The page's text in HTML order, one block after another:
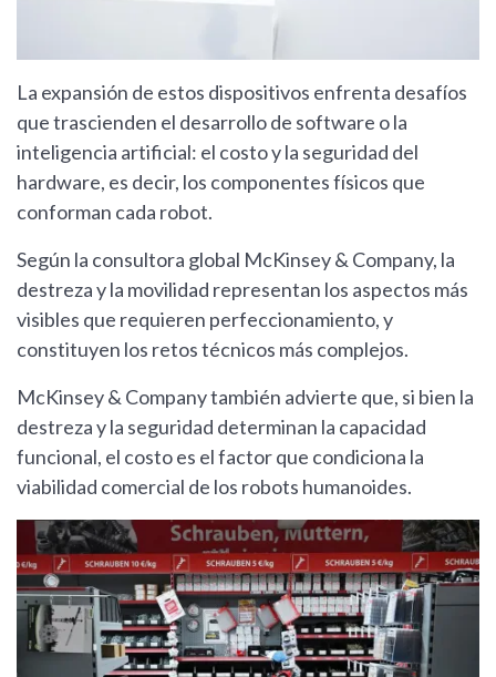
La expansión de estos dispositivos enfrenta desafíos
que trascienden el desarrollo de software o la
inteligencia artificial: el costo y la seguridad del
hardware, es decir, los componentes físicos que
conforman cada robot.
Según la consultora global McKinsey & Company, la
destreza y la movilidad representan los aspectos más
visibles que requieren perfeccionamiento, y
constituyen los retos técnicos más complejos.
McKinsey & Company también advierte que, si bien la
destreza y la seguridad determinan la capacidad
funcional, el costo es el factor que condiciona la
viabilidad comercial de los robots humanoides.